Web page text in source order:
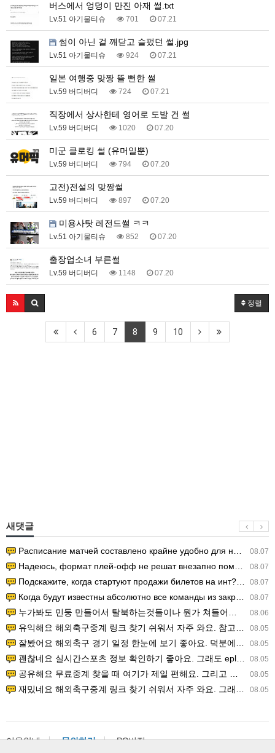
버스에서 엉덩이 만진 아재 썰.txt
Lv.51 아기물티슈 701 07.21
썸이 아닌 걸 깨닫고 슬펐던 썰.jpg
Lv.51 아기물티슈 924 07.21
일본 여행중 맞짱 뜰 뻔한 썰
Lv.59 버디버디 724 07.21
직장에서 상사한테 영어로 도발 건 썰
Lv.59 버디버디 1020 07.20
미군 클로킹 썰 (유머일뿐)
Lv.59 버디버디 794 07.20
고전)전설의 맞짱썰
Lv.59 버디버디 897 07.20
미용사탓 레전드썰 ㅋㅋ
Lv.51 아기물티슈 852 07.20
출장업소녀 부른썰
Lv.59 버디버디 1148 07.20
정렬
6 7 8 9 10
새댓글
08.07
Расписание матчей составлено крайне удобно для нашего часово…
08.07
Надеюсь, формат плей-офф не решат внезапно поменять. https:/…
08.07
Подскажите, когда стартуют продажи билетов на инт? https://g…
08.07
Когда будут известны абсолютно все команды из закрытых квали…
08.06
누가봐도 민둥 만들어서 탈북하는것들이나 뭔가 쳐들어오는 낌새를 미리 알아차리기 위함이지 저걸 전쟁준비라고 하…
08.05
유익해요 해외축구중계 링크 찾기 쉬워서 자주 와요. 참고로 무료스포츠중계 정보 확인할 때 출처 꼭 체크해요.…
08.05
잘봤어요 해외축구 경기 일정 한눈에 보기 좋아요. 덕분에 epl중계 볼 때 공식 중계 채널 먼저 찾아봐요. …
08.05
괜찮네요 실시간스포츠 정보 확인하기 좋아요. 그래도 epl중계 볼 때 공식 중계 채널 먼저 찾아봐요. 북마크…
08.05
공유해요 무료중계 찾을 때 여기가 제일 편해요. 그리고 무료스포츠중계 정보 확인할 때 출처 꼭 체크해요. 앞…
08.05
재밌네요 해외축구중계 링크 찾기 쉬워서 자주 와요. 그래서 해외축구중계도 정식 서비스로 봐야 안전해요. 다음…
이용안내 문의하기 PC버전